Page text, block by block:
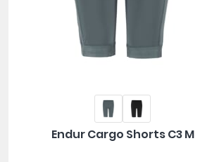
Endur Cargo Shorts C3 M